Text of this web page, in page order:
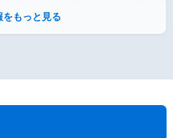
もっと見る